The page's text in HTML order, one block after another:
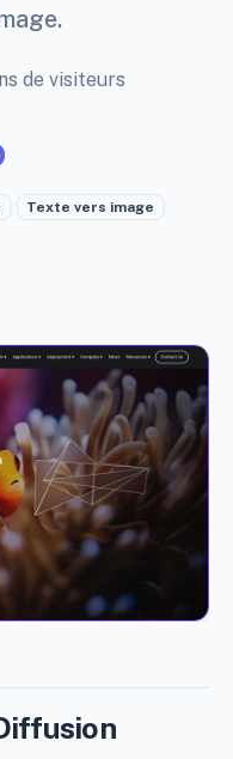
de visiteurs
Texte vers image